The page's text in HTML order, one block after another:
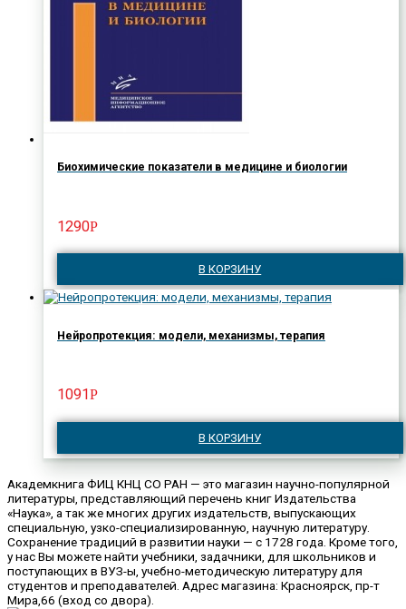
Биохимические показатели в медицине и биологии
1290Р
В КОРЗИНУ
Нейропротекция: модели, механизмы, терапия
1091Р
В КОРЗИНУ
Академкнига ФИЦ КНЦ СО РАН — это магазин научно-популярной
литературы, представляющий перечень книг Издательства
«Наука», а так же многих других издательств, выпускающих
специальную, узко-специализированную, научную литературу.
Сохранение традиций в развитии науки — с 1728 года. Кроме того,
у нас Вы можете найти учебники, задачники, для школьников и
поступающих в ВУЗ-ы, учебно-методическую литературу для
студентов и преподавателей. Адрес магазина: Красноярск, пр-т
Мира,66 (вход со двора).